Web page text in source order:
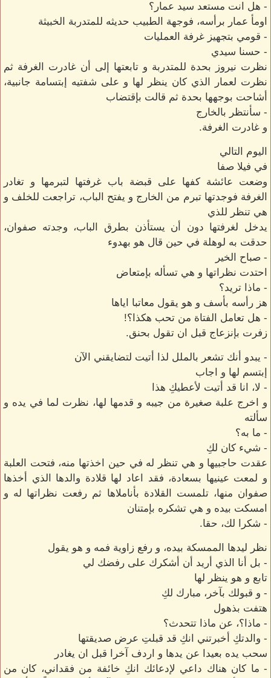
- هل انت مستعد سيد عمار؟
اومأ عمار برأسه، فوجهة الطبيب حديثه للمتدربة الخبيثة
- قومي بتجهيز غرفة العمليات
- حسنا سيدي
نظرت نيروز بحدة للمتدربة و تابعتها إلى أن غادرت الغرفة ثم
نظرت لعمار الذي كان ينظر لها و على شفتيه إبتسامة جانبية،
أشاحت بوجهها بحدة ثم قالت بإقتضاب
- سأنتظر بالخارج
و غادرت الغرفة.
اليوم التالي
في فيلا صفا
وضعت عائشة كفها على قبضة باب غرفتها لتبرمها و تغادر
الغرفة فوجدتها تبرم من الخارج و يفتح الباب، تراجعت للخلف و
هي تنظر للذي
يدخل لغرفتها دون أن يستأذن بطرق الباب، وجدته صفوان،
حدقت به لوهلة في حين قال هو بهدوء
- صباح الخير
احتدت نظراتها و هي تسأله بإمتعاض
- ماذا تريد؟
هز رأسه بأسف و هو يقول معاتبا اياها
- هل تعامل الفتاة من تحب هكذا؟!
زفرت بإنزعاج قبل ان تقول بحنق.
- يبدو أنك تشعر بالملل لذا أتيت لتضايقني الآن
إبتسم لها و اجاب
- لا، انا قد أتيت لأعطيكِ هذا
و اخرج علبة صغيرة من جيبه و قدمها لها، نظرت لما في يده و
سألته
- ما به؟
- شيء كان لكِ
عقدت حاجبيها و هي تنظر له في حين اخذتها منه، فتحت العلبة
و لمعت عينيها بسعادة، فقد اعاد لها قلادة والدها الذي أخذها
صفوان منها، تلمست القلادة بأناملاها ثم رفعت نظراتها له و
امسكت بيده و هي تشكره بإمتنان
- شكرا لك، حقا.
نظر ليدها الممسكة بيده، و رفع زاوية فمه و هو يقول
- بل أنا الذي أريد أن أشكرك على رفضك لي
تابع و هو ينظر لها
- و قبولك بآخر، مبارك لكِ
هتفت بذهول
- ماذا؟، عن ماذا تتحدث؟
- والدتكِ أخبرتني انكِ قد قبلتِ عرض صديقتها
سحب يده بعيدا عن يدها و اردف آخرا قبل ان يغادر
- ما كان هناك داعي لإدعائك انكِ خائفة من فقداني، كان من